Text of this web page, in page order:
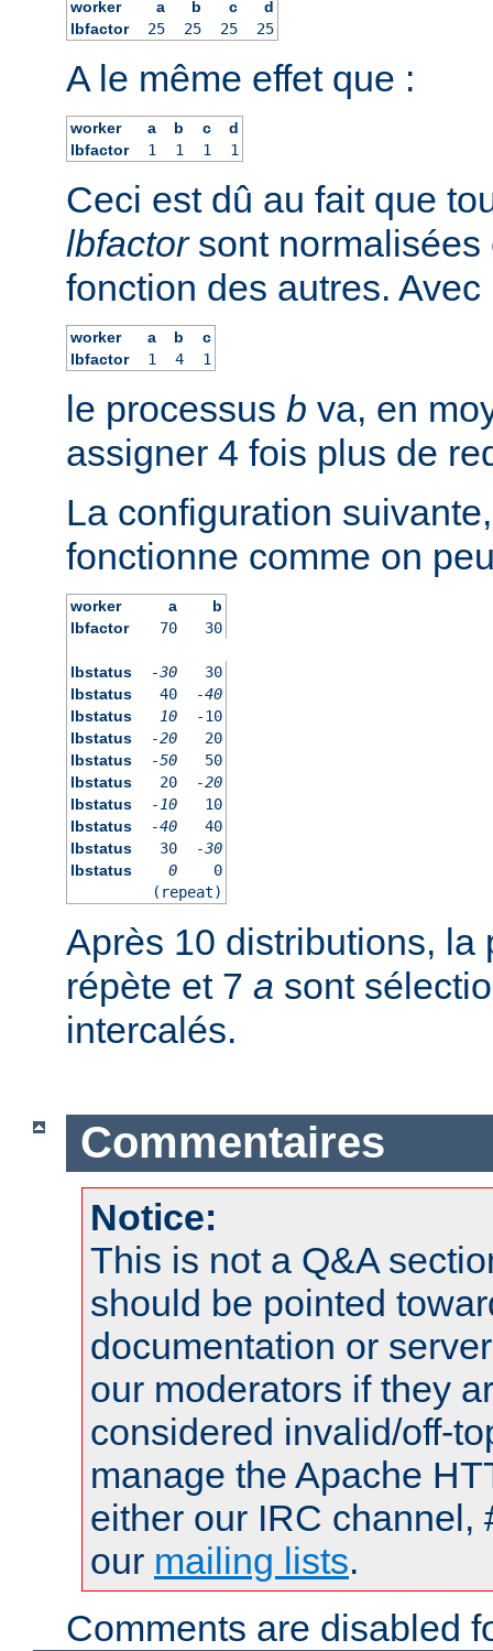
worker a b c
d
lbfactor
25 25 25 25
A le même effet que :
worker a b c
d
lbfactor
1 1 1 1
Ceci est dû au fait que
lbfactorsont normalisées
fonction des autres. Avec
worker a b
c
lbfactor
1 4 1
le processus b va, en
assigner 4 fois plus de
La configuration
fonctionne comme on
worker a
b
lbfactor
70 30
lbstatus -30
30
lbstatus
40
-40
lbstatus
10
-10
lbstatus
-20
20
lbstatus
-50
50
lbstatus
20
-20
lbstatus
-10
10
lbstatus
-40
40
lbstatus
30
-30
lbstatus
0
0
(repeat)
Après 10 distributions, la
répète et 7 a sont
intercalés.
Commentaires
Notice:
This is not a Q&A
should be pointed
documentation or
our moderators if they
considered invalid/off-
manage the Apache
either our IRC channel,
our mailing lists.
Comments are disabled